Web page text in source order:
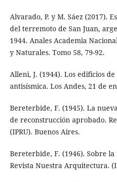
Alvarado, P. y M. Sáez (2017).
del terremoto de San Juan,
1944. Anales Academia
y Naturales. Tomo 58, 79-92.
Alleni, J. (1944). Los edificios
antisísmica. Los Andes, 21 de
Bereterbide, F. (1945). La
de reconstrucción aprobado.
(IPRU). Buenos Aires.
Bereterbide, F. (1946). Sobre
Revista Nuestra Arquitectura.